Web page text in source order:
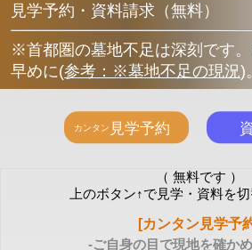
見学予約・資料請求（無料）
※首都圏の墓地不足は深刻です
早めに(参考：※墓地不足の現況)。
（ 無料です ）
上のボタン↑で見学・資料を
[カンタン見学予
-ご自身の目で現地を確か